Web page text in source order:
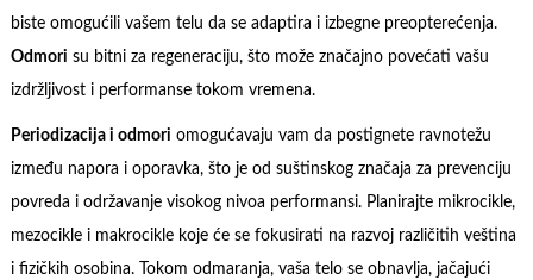
biste omogućili vašem telu da se adaptira i izbegne preopterećenja.
Odmori su bitni za regeneraciju, što može značajno povećati vašu
izdržljivost i performanse tokom vremena.
Periodizacija i odmori omogućavaju vam da postignete ravnotežu
između napora i oporavka, što je od suštinskog značaja za prevenciju
povreda i održavanje visokog nivoa performansi. Planirajte mikrocikle,
mezocikle i makrocikle koje će se fokusirati na razvoj različitih veština
i fizičkih osobina. Tokom odmaranja, vaša telo se obnavlja, jačajući